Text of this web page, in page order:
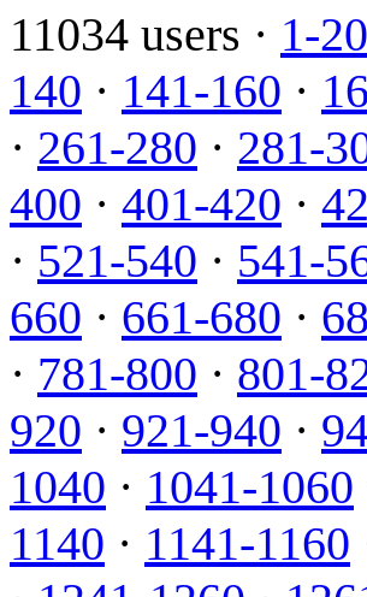
11034 users · 1-20
140 · 141-160 ·
· 261-280 · 281-
400 · 401-420 ·
· 521-540 · 541-
660 · 661-680 ·
· 781-800 · 801-
920 · 921-940 ·
1040 · 1041-1060
1140 · 1141-1160